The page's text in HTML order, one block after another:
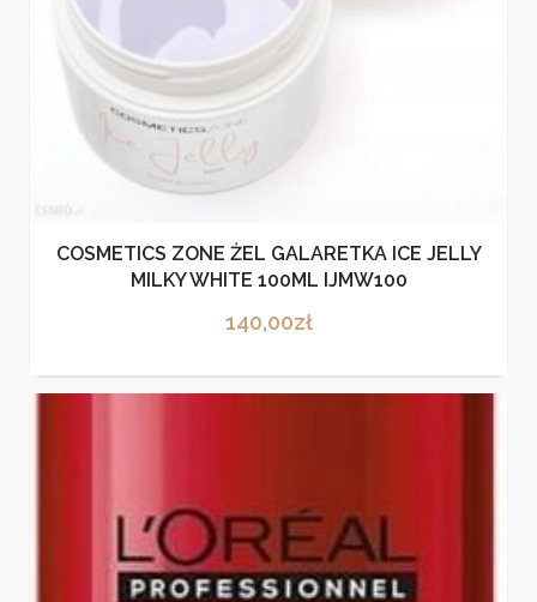
COSMETICS ZONE ŻEL GALARETKA ICE JELLY
MILKY WHITE 100ML IJMW100
140,00zł